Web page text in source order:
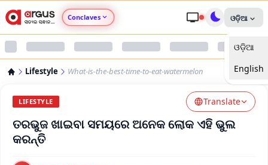
Conclaves ଓଡ଼ିଆ
ଓଡ଼ିଆ
English
Lifestyle What-is-the-best-time-to-eat-watermelon
LIFESTYLE Translate
ତରଭୁଜ ଖାଇବା ସମୟରେ ଅନେକ ଲୋକ ଏହି ଭୁଲ
କରନ୍ତି